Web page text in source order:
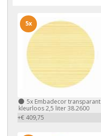
5x Embadecor transparant
kleurloos 2,5 liter 38.2600
+€ 409,75
5x